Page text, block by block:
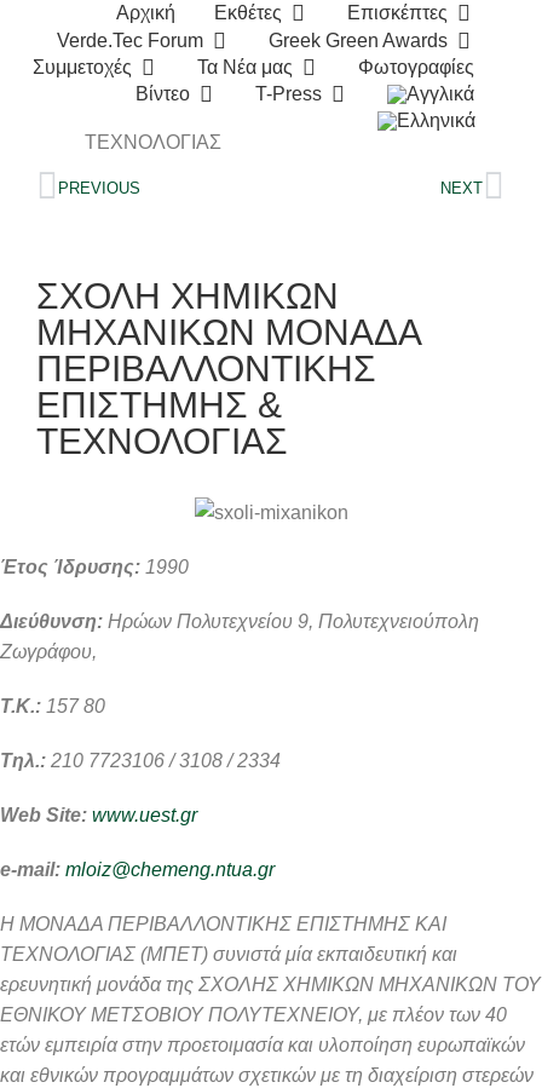
Αρχική Εκθέτες
Επισκέπτες
Verde.Tec Forum
Greek Green Awards
Συμμετοχές
Τα Νέα μας
Φωτογραφίες
Βίντεο
T-Press
You are here:
Home
Συμμετοχές Verde-tec 2026
ΣΧΟΛΗ ΧΗΜΙΚΩΝ ΜΗΧΑΝΙΚΩΝ ΜΟΝΑΔΑ
ΠΕΡΙΒΑΛΛΟΝΤΙΚΗΣ ΕΠΙΣΤΗΜΗΣ &
ΤΕΧΝΟΛΟΓΙΑΣ
PREVIOUS NEXT
ΣΧΟΛΗ ΧΗΜΙΚΩΝ
ΜΗΧΑΝΙΚΩΝ ΜΟΝΑΔΑ
ΠΕΡΙΒΑΛΛΟΝΤΙΚΗΣ
ΕΠΙΣΤΗΜΗΣ &
ΤΕΧΝΟΛΟΓΙΑΣ
Έτος Ίδρυσης: 1990
Διεύθυνση: Ηρώων Πολυτεχνείου 9, Πολυτεχνειούπολη
Ζωγράφου,
Τ.Κ.: 157 80
Τηλ.: 210 7723106 / 3108 / 2334
Web Site: www.uest.gr
e-mail: mloiz@chemeng.ntua.gr
Η ΜΟΝΑΔΑ ΠΕΡΙΒΑΛΛΟΝΤΙΚΗΣ ΕΠΙΣΤΗΜΗΣ ΚΑΙ
ΤΕΧΝΟΛΟΓΙΑΣ (ΜΠΕΤ) συνιστά μία εκπαιδευτική και
ερευνητική μονάδα της ΣΧΟΛΗΣ ΧΗΜΙΚΩΝ ΜΗΧΑΝΙΚΩΝ ΤΟΥ
ΕΘΝΙΚΟΥ ΜΕΤΣΟΒΙΟΥ ΠΟΛΥΤΕΧΝΕΙΟΥ, με πλέον των 40
ετών εμπειρία στην προετοιμασία και υλοποίηση ευρωπαϊκών
και εθνικών προγραμμάτων σχετικών με τη διαχείριση στερεών